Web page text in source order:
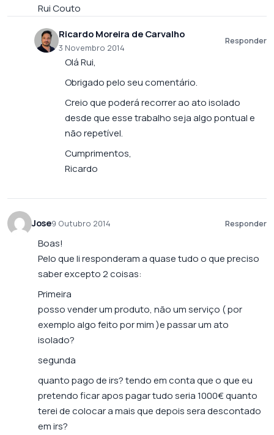
Rui Couto
Ricardo Moreira de Carvalho
3 Novembro 2014
Responder
Olá Rui,
Obrigado pelo seu comentário.
Creio que poderá recorrer ao ato isolado
desde que esse trabalho seja algo pontual e
não repetível.
Cumprimentos,
Ricardo
Jose9 Outubro 2014 Responder
Boas!
Pelo que li responderam a quase tudo o que preciso
saber excepto 2 coisas:
Primeira
posso vender um produto, não um serviço ( por
exemplo algo feito por mim )e passar um ato
isolado?
segunda
quanto pago de irs? tendo em conta que o que eu
pretendo ficar apos pagar tudo seria 1000€ quanto
terei de colocar a mais que depois sera descontado
em irs?